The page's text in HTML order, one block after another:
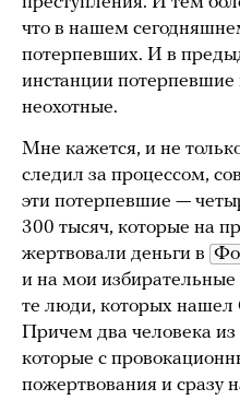
что в нашем
потерпевших. И в
инстанции потерпевшие
неохотные.
Мне кажется, и не
следил за процессом,
эти потерпевшие —
300 тысяч, которые на
жертвовали деньги в
и на мои
те люди, которых нашел
Причем два человека
которые с
пожертвования и сразу